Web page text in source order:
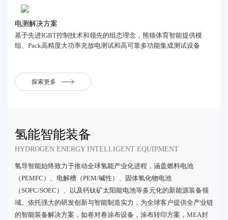
电测解决方案
基于先进IGBT控制技术和领先的组态理念，熊猫体育智能提供模
组、Pack高精度大功率充放电测试和高可靠多功能集成测试设备
探索更多
氢能智能装备
HYDROGEN ENERGY INTELLIGENT EQUIPMENT
氢导智能始终致力于推动全球氢能产业化进程，涵盖燃料电池
（PEMFC）、电解槽（PEM/碱性）、固体氧化物电池
（SOFC/SOEC）、以及钙钛矿太阳能电池等多元化的新能源装备领
域。依托强大的研发创新与智能制造实力，为全球客户提供全产业链
的智能装备解决方案，如卷对卷涂布设备，涂布转印方案，MEA封